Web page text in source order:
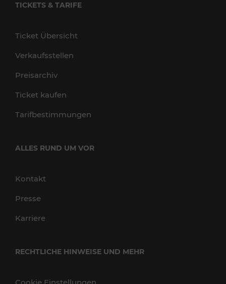
TICKETS & TARIFE
Ticket Übersicht
Verkaufsstellen
Preisarchiv
Ticket kaufen
Tarifbestimmungen
ALLES RUND UM VOR
Kontakt
Presse
Karriere
RECHTLICHE HINWEISE UND MEHR